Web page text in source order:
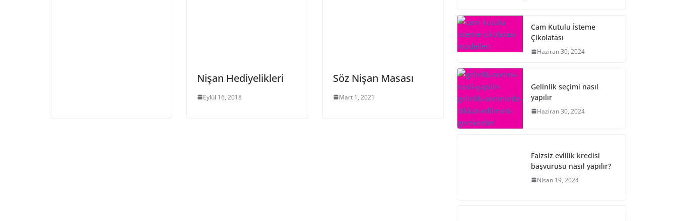
Nişan Hediyelikleri
Eylül 16, 2018
Söz Nişan Masası
Mart 1, 2021
Cam Kutulu İsteme
Çikolatası
Haziran 30, 2024
Gelinlik seçimi nasıl
yapılır
Haziran 30, 2024
Faizsiz evlilik kredisi
başvurusu nasıl yapılır?
Nisan 19, 2024